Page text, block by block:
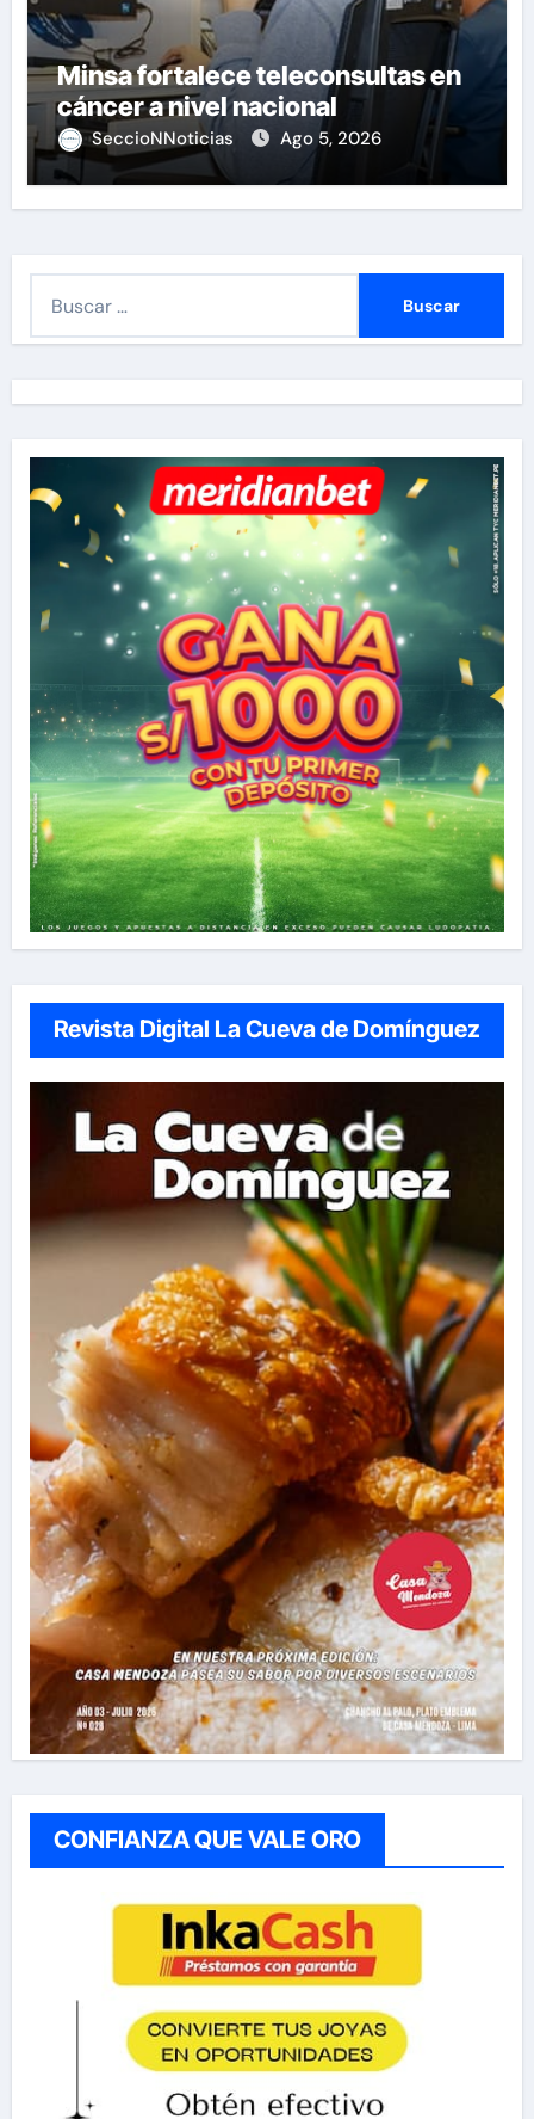
Minsa fortalece teleconsultas en
cáncer a nivel nacional
SeccioNNoticias Ago 5, 2026
r
:
Revista Digital La Cueva de Domínguez
CONFIANZA QUE VALE ORO